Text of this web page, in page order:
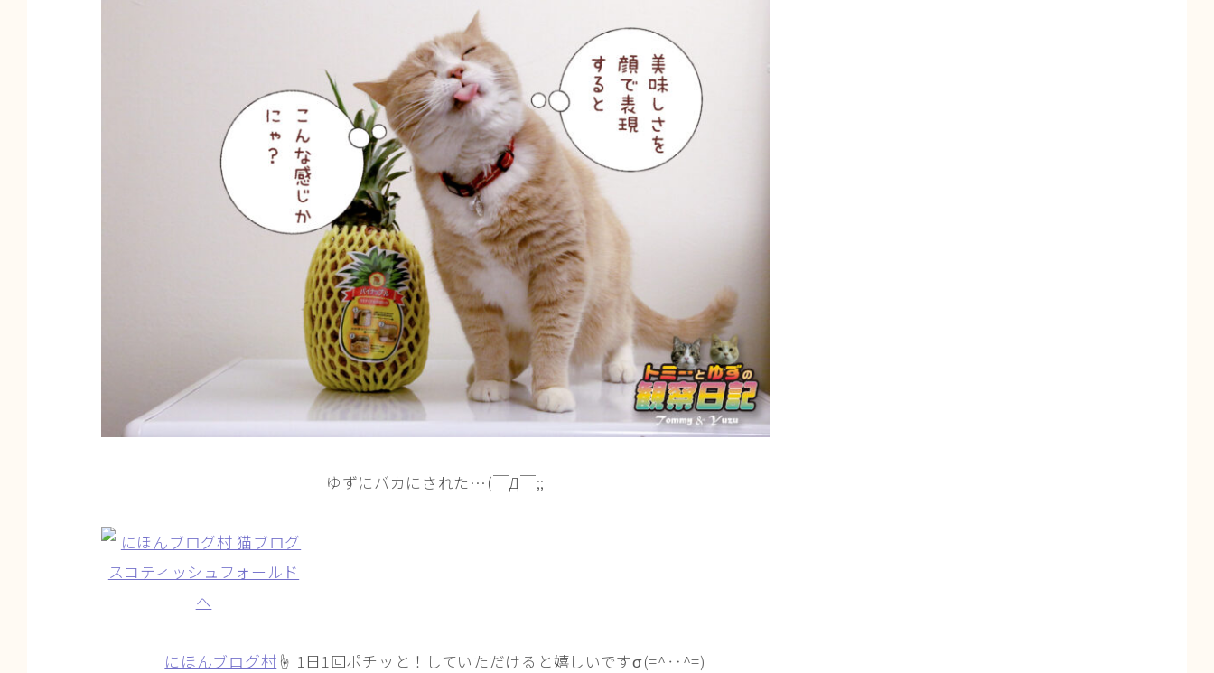
ゆずにバカにされた…(￣Д￣;;
にほんブログ村 ☝ 1日1回ポチッと！していただけると嬉しいですσ(=^‥^=)